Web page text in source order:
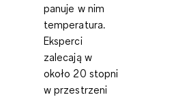
panuje w nim
temperatura.
Eksperci
zalecają w
około 20 stopni
w przestrzeni